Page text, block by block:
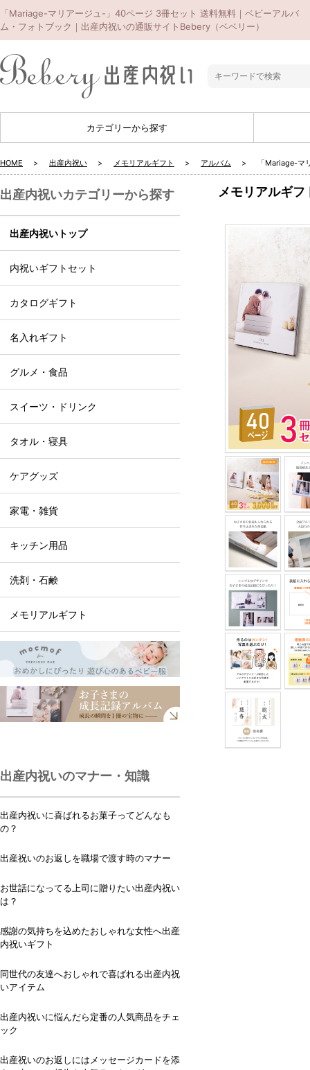
「Mariage-マリアージュ-」40ページ 3冊セット 送料無料｜ベビーアルバ
ム・フォトブック｜出産内祝いの通販サイトBebery（ベベリー）
カテゴリーから探す
HOME 出産内祝い メモリアルギフト アルバム 「Mariage-マ
メモリアルギフ
出産内祝いカテゴリーから探す
出産内祝いトップ
内祝いギフトセット
カタログギフト
名入れギフト
グルメ・食品
スイーツ・ドリンク
タオル・寝具
ケアグッズ
家電・雑貨
キッチン用品
洗剤・石鹸
メモリアルギフト
出産内祝いのマナー・知識
出産内祝いに喜ばれるお菓子ってどんなも
の？
出産祝いのお返しを職場で渡す時のマナー
お世話になってる上司に贈りたい出産内祝い
は？
感謝の気持ちを込めたおしゃれな女性へ出産
内祝いギフト
同世代の友達へおしゃれで喜ばれる出産内祝
いアイテム
出産内祝いに悩んだら定番の人気商品をチェ
ック
出産祝いのお返しにはメッセージカードを添